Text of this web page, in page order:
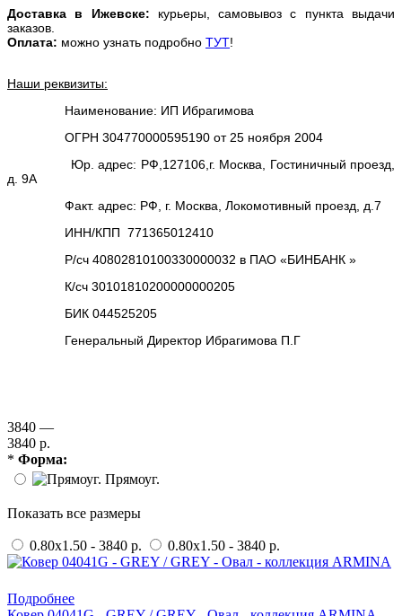
Доставка в Ижевске: курьеры, самовывоз с пункта выдачи
заказов.
Оплата: можно узнать подробно ТУТ!
Наши реквизиты:
Наименование: ИП Ибрагимова
ОГРН 304770000595190 от 25 ноября 2004
Юр. адрес: РФ,127106,г. Москва, Гостиничный проезд,
д. 9А
Факт. адрес: РФ, г. Москва, Локомотивный проезд, д.7
ИНН/КПП 771365012410
Р/сч 40802810100330000032 в ПАО «БИНБАНК »
К/сч 30101810200000000205
БИК 044525205
Генеральный Директор Ибрагимова П.Г
3840 —
3840 р.
* Форма:
Прямоуг.
Показать все размеры
0.80x1.50 - 3840 р. 0.80x1.50 - 3840 р.
Подробнее